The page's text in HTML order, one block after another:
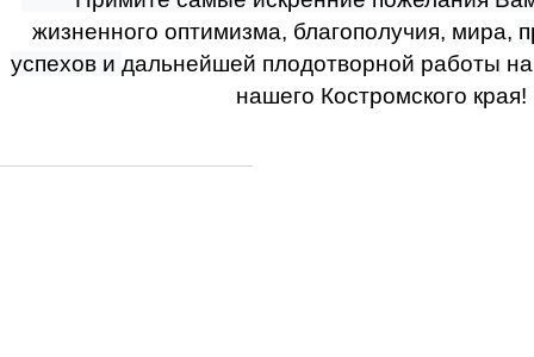
жизненного оптимизма, благополучия, мира,
успехов и дальнейшей плодотворной работы на
нашего Костромского края!